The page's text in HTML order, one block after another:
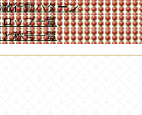
行動パターン
ップ一覧
称号一覧